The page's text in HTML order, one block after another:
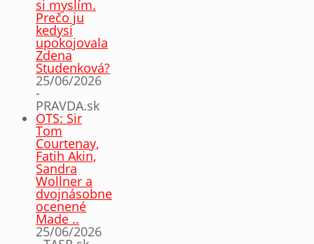
si myslím.
Prečo ju
kedysi
upokojovala
Zdena
Studenková?
25/06/2026
-
PRAVDA.sk
OTS: Sir
Tom
Courtenay,
Fatih Akin,
Sandra
Wollner a
dvojnásobne
ocenené
Made ..
25/06/2026